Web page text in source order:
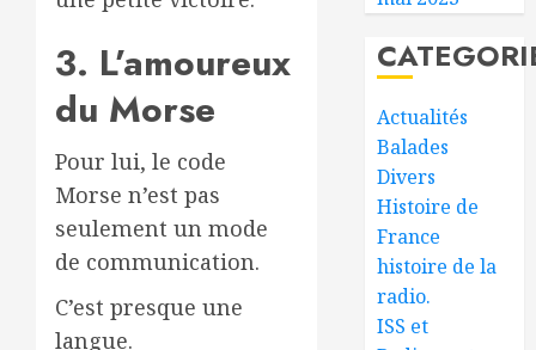
3. L’amoureux
du Morse
Pour lui, le code
Morse n’est pas
seulement un mode
de communication.
C’est presque une
langue.
Actualités
Balades
Divers
Histoire de
France
histoire de la
radio.
ISS et